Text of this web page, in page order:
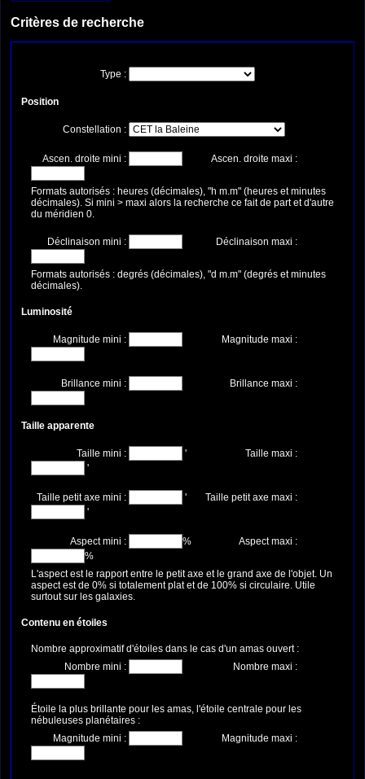
Critères de recherche
Type :
Position
Constellation :
Ascen. droite mini : Ascen. droite maxi :
Formats autorisés : heures (décimales), "h m.m" (heures et minutes
décimales). Si mini > maxi alors la recherche ce fait de part et d'autre
du méridien 0.
Déclinaison mini : Déclinaison maxi :
Formats autorisés : degrés (décimales), "d m.m" (degrés et minutes
décimales).
Luminosité
Magnitude mini : Magnitude maxi :
Brillance mini : Brillance maxi :
Taille apparente
Taille mini : '
Taille maxi :
'
Taille petit axe mini : '
Taille petit axe maxi :
'
Aspect mini : %
Aspect maxi :
%
L'aspect est le rapport entre le petit axe et le grand axe de l'objet. Un
aspect est de 0% si totalement plat et de 100% si circulaire. Utile
surtout sur les galaxies.
Contenu en étoiles
Nombre approximatif d'étoiles dans le cas d'un amas ouvert :
Nombre mini :
Nombre maxi :
Étoile la plus brillante pour les amas, l'étoile centrale pour les
nébuleuses planétaires :
Magnitude mini :
Magnitude maxi :